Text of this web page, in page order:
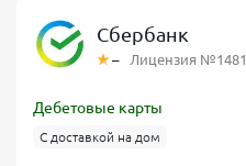
Сбербанк
– Лицензия №1481
Дебетовые карты
С доставкой на дом